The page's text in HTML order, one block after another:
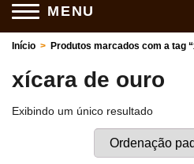
MENU
Início > Produtos marcados com a tag
xícara de ouro
Exibindo um único resultado